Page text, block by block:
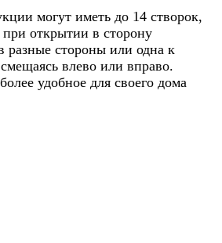
могут иметь до 14 створок,
при открытии в сторону
разные стороны или одна к
влево или вправо.
удобное для своего дома